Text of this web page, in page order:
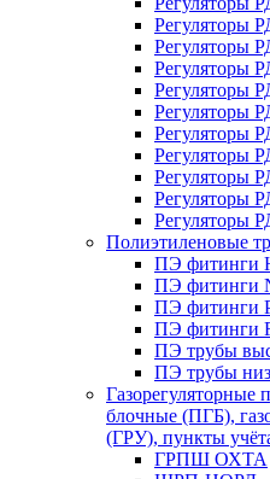
Регуляторы
Регуляторы
Регуляторы
Регуляторы
Регуляторы
Регуляторы
Регуляторы
Регуляторы
Регуляторы
Регуляторы
Полиэтиленовые
ПЭ фитинги
ПЭ фитинги
ПЭ фитинги
ПЭ фитинги
ПЭ трубы
ПЭ трубы
блочные (ПГБ),
(ГРУ), пункты
ГРПШ ОХТА